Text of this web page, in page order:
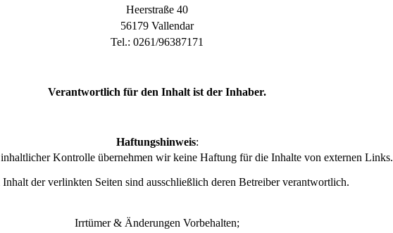
Heerstraße 40
56179 Vallendar
Tel.: 0261/96387171
Verantwortlich für den Inhalt ist der Inhaber.
Haftungshinweis:
Kontrolle übernehmen wir keine Haftung für die Inhalte von externen Links.
Inhalt der verlinkten Seiten sind ausschließlich deren Betreiber verantwortlich.
Irrtümer & Änderungen Vorbehalten;